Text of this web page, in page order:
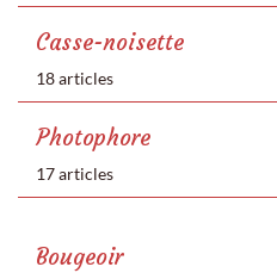
Casse-noisette
18 articles
Photophore
17 articles
Bougeoir